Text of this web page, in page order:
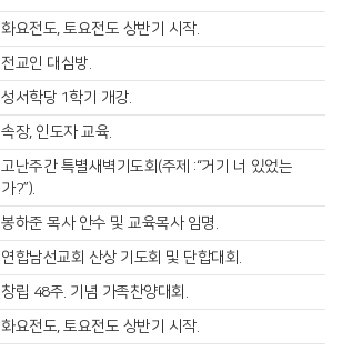
화요전도, 토요전도 상반기 시작.
전교인 대심방.
성서학당 1학기 개강.
속장, 인도자 교육.
고난주간 특별새벽기도회(주제 :“거기 너 있었는
가?”).
봉하준 목사 안수 및 교육목사 임명.
연합남선교회 산상 기도회 및 단합대회.
창립 48주. 기념 가족찬양대회.
화요전도, 토요전도 상반기 시작.